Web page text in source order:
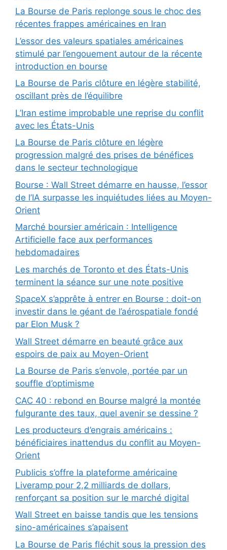
La Bourse de Paris replonge sous le choc des
récentes frappes américaines en Iran
L’essor des valeurs spatiales américaines
stimulé par l’engouement autour de la récente
introduction en bourse
La Bourse de Paris clôture en légère stabilité,
oscillant près de l’équilibre
L’Iran estime improbable une reprise du conflit
avec les États-Unis
La Bourse de Paris clôture en légère
progression malgré des prises de bénéfices
dans le secteur technologique
Bourse : Wall Street démarre en hausse, l’essor
de l’IA surpasse les inquiétudes liées au Moyen-
Orient
Marché boursier américain : Intelligence
Artificielle face aux performances
hebdomadaires
Les marchés de Toronto et des États-Unis
terminent la séance sur une note positive
SpaceX s’apprête à entrer en Bourse : doit-on
investir dans le géant de l’aérospatiale fondé
par Elon Musk ?
Wall Street démarre en beauté grâce aux
espoirs de paix au Moyen-Orient
La Bourse de Paris s’envole, portée par un
souffle d’optimisme
CAC 40 : rebond en Bourse malgré la montée
fulgurante des taux, quel avenir se dessine ?
Les producteurs d’engrais américains :
bénéficiaires inattendus du conflit au Moyen-
Orient
Publicis s’offre la plateforme américaine
Liveramp pour 2,2 milliards de dollars,
renforçant sa position sur le marché digital
Wall Street en baisse tandis que les tensions
sino-américaines s’apaisent
La Bourse de Paris fléchit sous la pression des